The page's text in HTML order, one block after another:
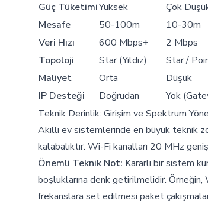
Güç TüketimiYüksek Çok
Mesafe
50-100m 10-30m
Veri Hızı
600 Mbps+ 2 Mbps
Topoloji
Star (Yıldız) Star /
Maliyet
Orta Düşük
IP Desteği
Doğrudan Yok
Teknik Derinlik: Girişim ve Spektrum
Akıllı ev sistemlerinde en büyük teknik
kalabalıktır. Wi-Fi kanalları 20 MHz
Önemli Teknik Not: Kararlı bir sistem
boşluklarına denk getirilmelidir. Örneğin,
frekanslara set edilmesi paket